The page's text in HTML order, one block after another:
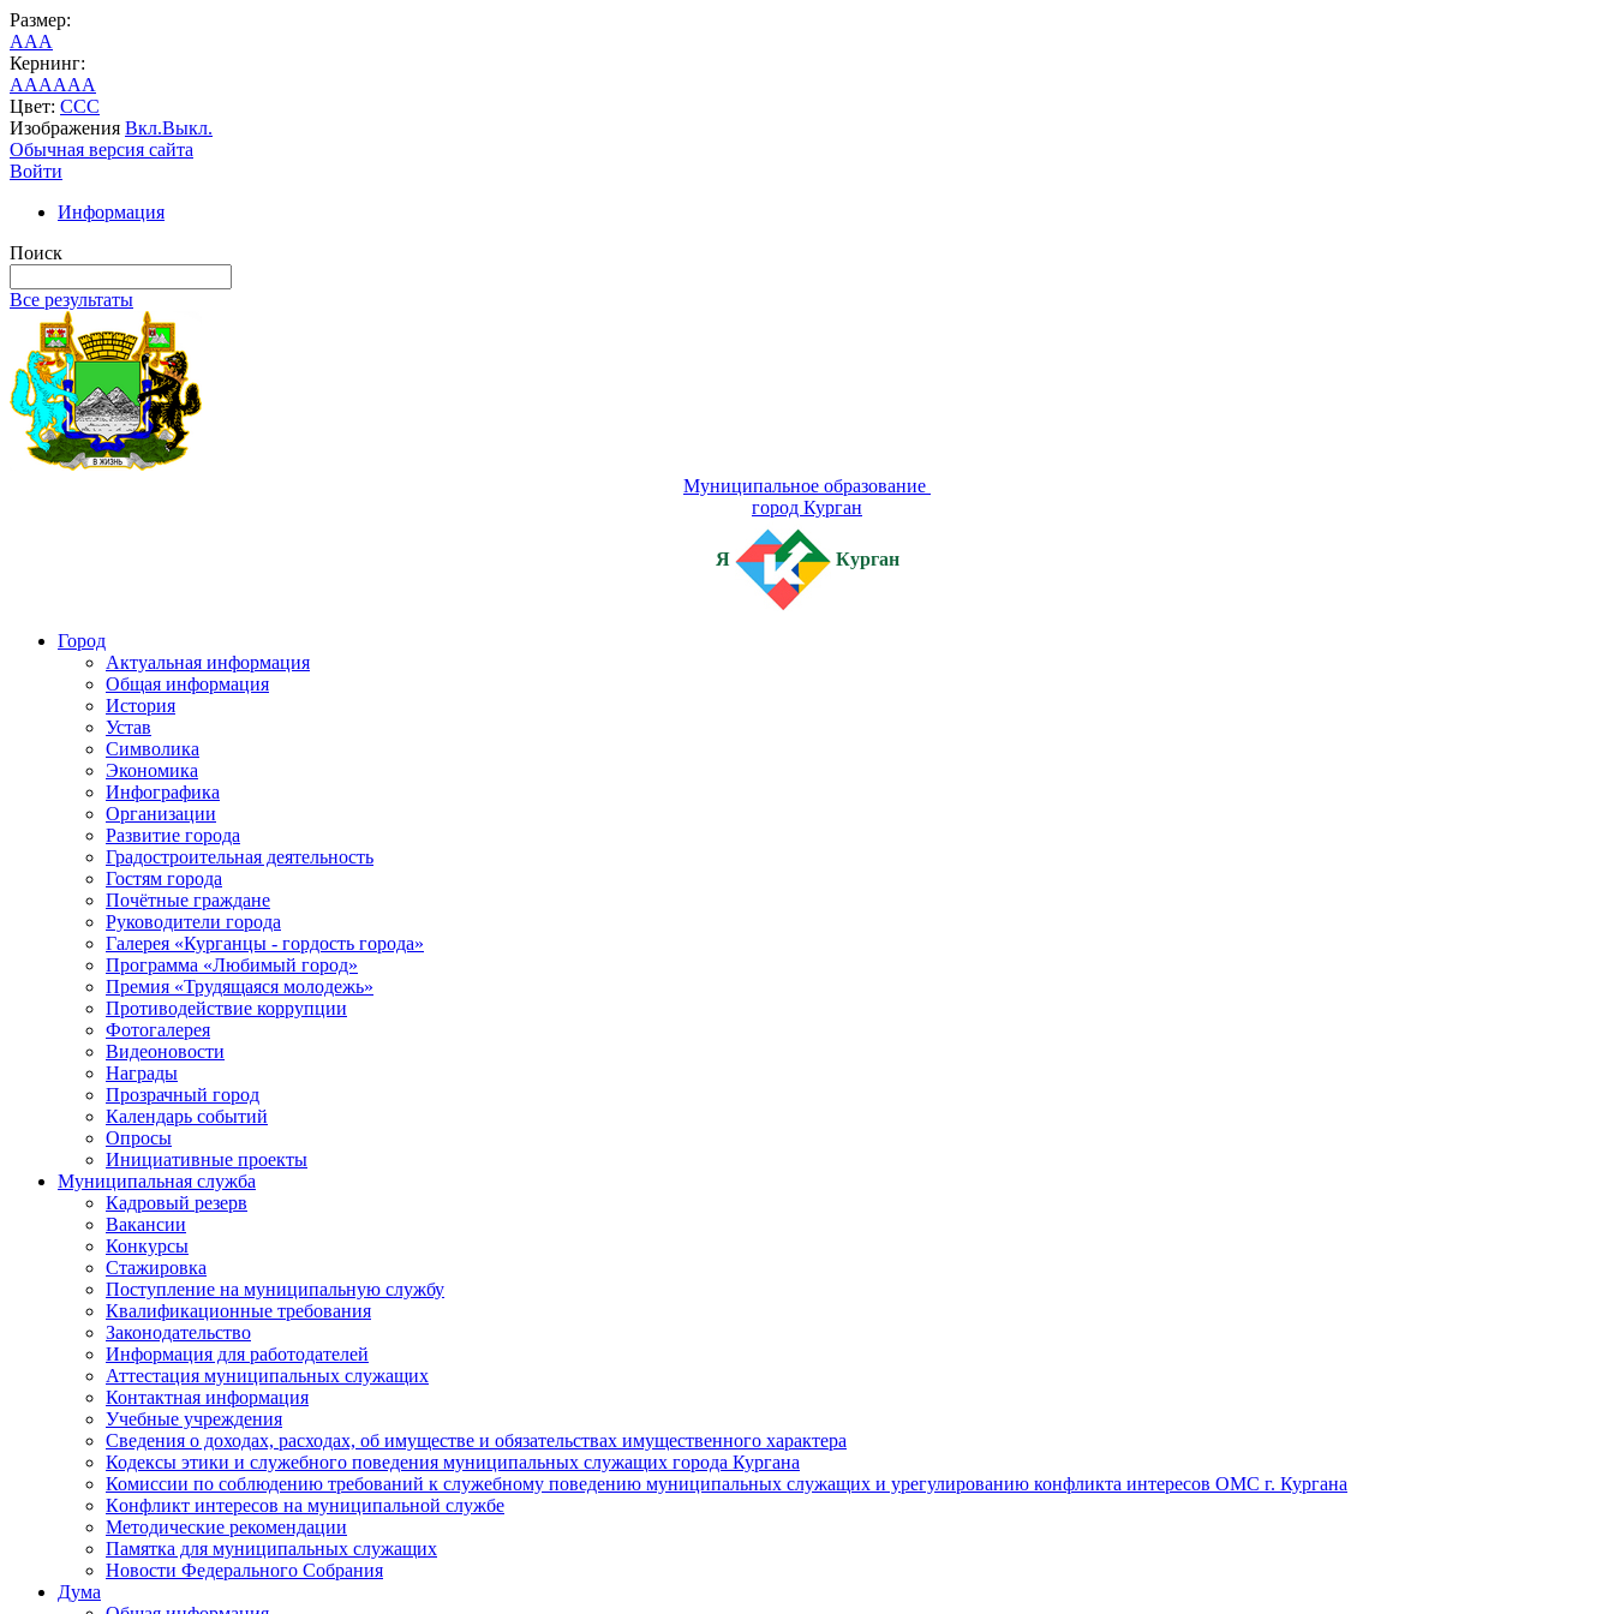
Размер:
AAA
Кернинг:
AAAAAA
Цвет: CCC
Изображения Вкл.Выкл.
Обычная версия сайта
Войти
Информация
Поиск
Все результаты
Муниципальное образование
город Курган
Я Курган
Город
Актуальная информация
Общая информация
История
Устав
Символика
Экономика
Инфографика
Организации
Развитие города
Градостроительная деятельность
Гостям города
Почётные граждане
Руководители города
Галерея «Курганцы - гордость города»
Программа «Любимый город»
Премия «Трудящаяся молодежь»
Противодействие коррупции
Фотогалерея
Видеоновости
Награды
Прозрачный город
Календарь событий
Опросы
Инициативные проекты
Муниципальная служба
Кадровый резерв
Вакансии
Конкурсы
Стажировка
Поступление на муниципальную службу
Квалификационные требования
Законодательство
Информация для работодателей
Аттестация муниципальных служащих
Контактная информация
Учебные учреждения
Сведения о доходах, расходах, об имуществе и обязательствах имущественного характера
Кодексы этики и служебного поведения муниципальных служащих города Кургана
Комиссии по соблюдению требований к служебному поведению муниципальных служащих и урегулированию конфликта интересов ОМС г. Кургана
Конфликт интересов на муниципальной службе
Методические рекомендации
Памятка для муниципальных служащих
Новости Федерального Cобрания
Дума